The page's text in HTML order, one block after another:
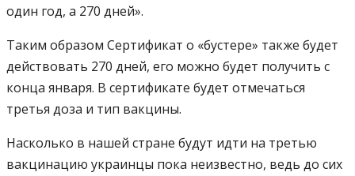
один год, а 270 дней».
Таким образом Сертификат о «бустере» также будет
действовать 270 дней, его можно будет получить с
конца января. В сертификате будет отмечаться
третья доза и тип вакцины.
Насколько в нашей стране будут идти на третью
вакцинацию украинцы пока неизвестно, ведь до сих